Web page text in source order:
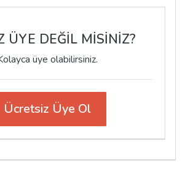
ÜYE DEĞİL MİSİNİZ?
üye olabilirsiniz.
Ücretsiz Üye Ol